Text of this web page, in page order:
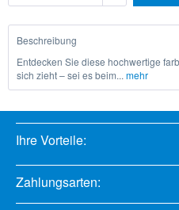
Beschreibung
Entdecken Sie diese hochwertige
sich zieht – sei es beim... mehr
Ihre Vorteile:
Zahlungsarten: